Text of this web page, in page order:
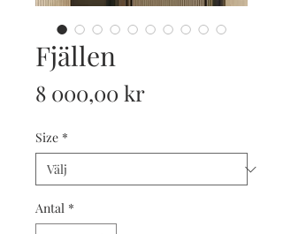
Fjällen
8 000,00 krPris
Size *
Antal *